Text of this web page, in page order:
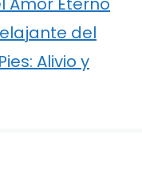
del
Alivio y